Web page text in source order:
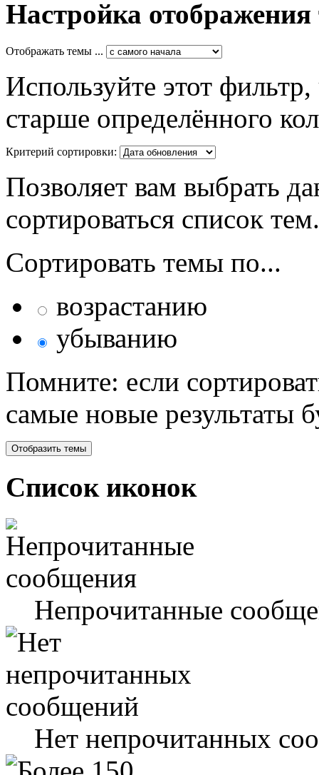
Настройка отображения
Отображать темы ...
Используйте этот
старше определённого
Критерий сортировки:
Позволяет вам выбрать
сортироваться список тем.
Сортировать темы по...
возрастанию
убыванию
Помните: если
самые новые результаты
Список иконок
Непрочитанные
Нет непрочитанных